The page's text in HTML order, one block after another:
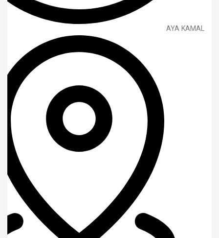
AYA KAMAL